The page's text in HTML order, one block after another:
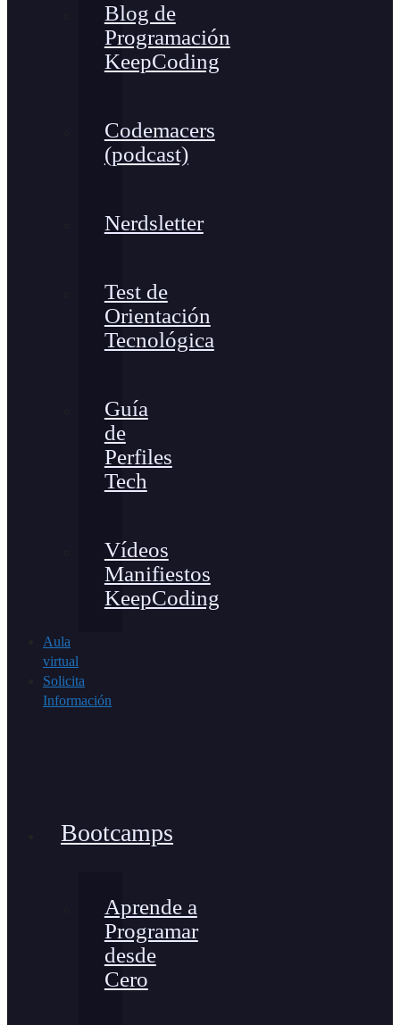
Blog de
Programación
KeepCoding
Codemacers
(podcast)
Nerdsletter
Test de
Orientación
Tecnológica
Guía
de
Perfiles
Tech
Vídeos
Manifiestos
KeepCoding
Aula
virtual
Solicita
Información
Bootcamps
Aprende a
Programar
desde
Cero